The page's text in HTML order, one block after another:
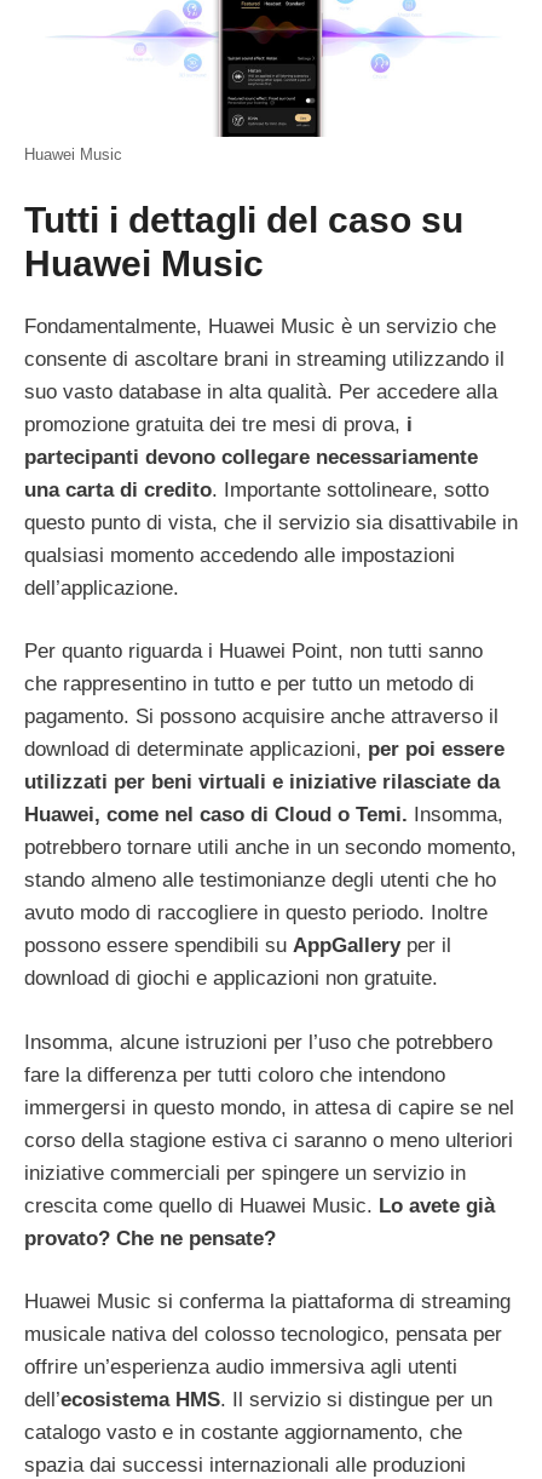
Huawei Music
Tutti i dettagli del caso su
Huawei Music
Fondamentalmente, Huawei Music è un servizio che
consente di ascoltare brani in streaming utilizzando il
suo vasto database in alta qualità. Per accedere alla
promozione gratuita dei tre mesi di prova, i
partecipanti devono collegare necessariamente
una carta di credito. Importante sottolineare, sotto
questo punto di vista, che il servizio sia disattivabile in
qualsiasi momento accedendo alle impostazioni
dell’applicazione.
Per quanto riguarda i Huawei Point, non tutti sanno
che rappresentino in tutto e per tutto un metodo di
pagamento. Si possono acquisire anche attraverso il
download di determinate applicazioni, per poi essere
utilizzati per beni virtuali e iniziative rilasciate da
Huawei, come nel caso di Cloud o Temi. Insomma,
potrebbero tornare utili anche in un secondo momento,
stando almeno alle testimonianze degli utenti che ho
avuto modo di raccogliere in questo periodo. Inoltre
possono essere spendibili su AppGallery per il
download di giochi e applicazioni non gratuite.
Insomma, alcune istruzioni per l’uso che potrebbero
fare la differenza per tutti coloro che intendono
immergersi in questo mondo, in attesa di capire se nel
corso della stagione estiva ci saranno o meno ulteriori
iniziative commerciali per spingere un servizio in
crescita come quello di Huawei Music. Lo avete già
provato? Che ne pensate?
Huawei Music si conferma la piattaforma di streaming
musicale nativa del colosso tecnologico, pensata per
offrire un’esperienza audio immersiva agli utenti
dell’ecosistema HMS. Il servizio si distingue per un
catalogo vasto e in costante aggiornamento, che
spazia dai successi internazionali alle produzioni